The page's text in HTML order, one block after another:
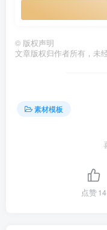
© 版权声明
文章版权归作者所有，未
素材模板
点赞14